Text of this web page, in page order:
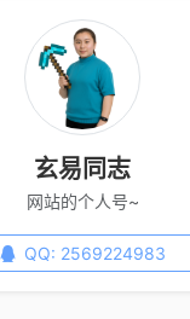
玄易同志
网站的个人号~
QQ: 2569224983